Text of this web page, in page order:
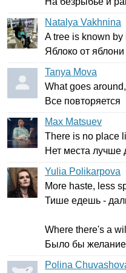
Natalya Vakhnina
A tree is known by
Яблоко от
Tanya Mova
What goes around,
Все повторяется
Max Matsuev
There is no place
Нет места лучше
Yulia Polikarpova
More haste, less
Тише едешь -
Where there's a will
Было бы
Polina